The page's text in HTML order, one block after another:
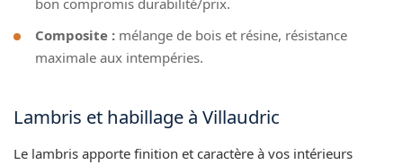
Composite : mélange de bois et résine, résistance
maximale aux intempéries.
Lambris et habillage à Villaudric
Le lambris apporte finition et caractère à vos intérieurs